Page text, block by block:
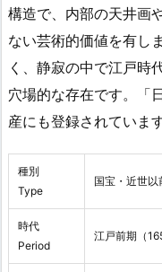
構造で、内部の天井画
ない芸術的価値を有し
く、静寂の中で江戸時
穴場的な存在です。「
産にも登録されています
種別
Type
国宝・近世以
時代
Period
江戸前期（